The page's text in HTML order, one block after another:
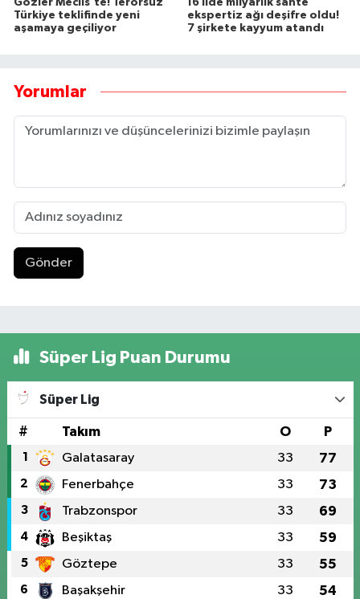
Türkiye teklifinde yeni
aşamaya geçiliyor
ekspertiz ağı deşifre oldu!
7 şirkete kayyum atandı
Yorumlar
Gönder
Süper Lig Puan Durumu
Süper Lig
# Takım O P
1 Galatasaray 33 77
2 Fenerbahçe 33 73
3 Trabzonspor 33 69
4 Beşiktaş 33 59
5 Göztepe 33 55
6 Başakşehir 33 54